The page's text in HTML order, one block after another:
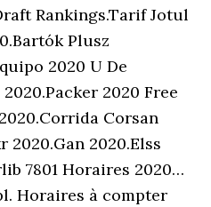
Rankings.Tarif Jotul
Plusz
2020 U De
2020 Free
Corsan
2020.Gan 2020.Elss
7801 Horaires 2020…
Horaires à compter